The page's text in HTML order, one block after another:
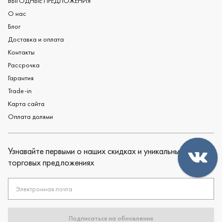
О нас
Блог
Доставка и оплата
Контакты
Рассрочка
Гарантия
Trade-in
Карта сайта
Оплата долями
Узнавайте первыми о наших скидках и уникальных
торговых предложениях
Электронная почта
Подписаться на обновления